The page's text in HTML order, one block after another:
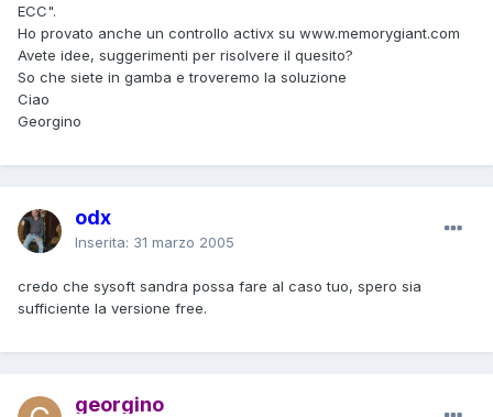
ECC".
Ho provato anche un controllo activx su www.memorygiant.com
Avete idee, suggerimenti per risolvere il quesito?
So che siete in gamba e troveremo la soluzione
Ciao
Georgino
odx
Inserita: 31 marzo 2005
credo che sysoft sandra possa fare al caso tuo, spero sia
sufficiente la versione free.
georgino